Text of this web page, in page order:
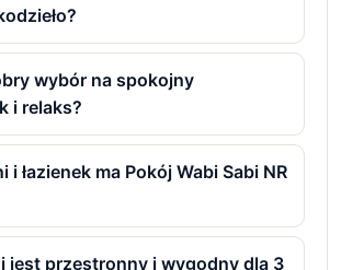
wybór na spokojny
i relaks?
i łazienek ma Pokój Wabi Sabi NR
jest przestronny i wygodny dla 3